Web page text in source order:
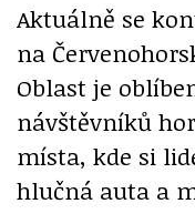
Aktuálně se
na
Oblast je
návštěvníků
místa, kde si
hlučná auta a